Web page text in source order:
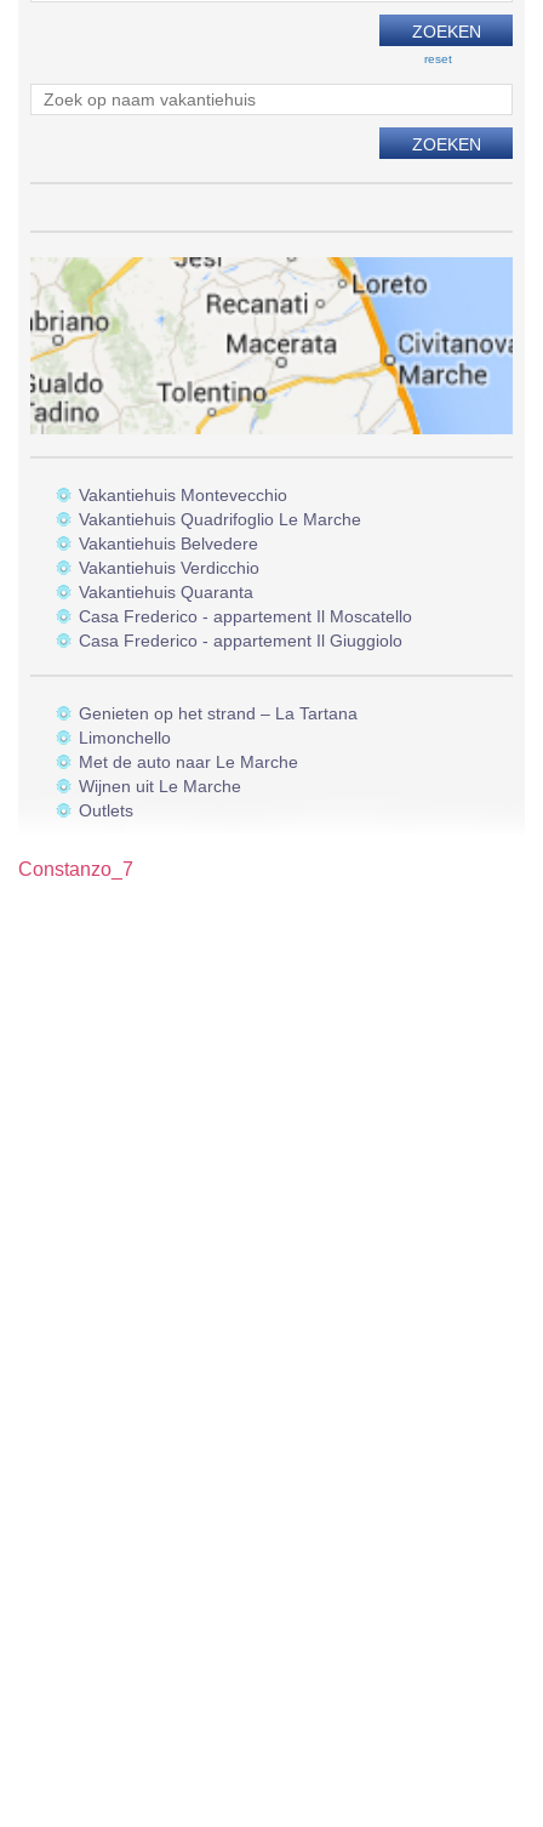
reset
Vakantiehuis Montevecchio
Vakantiehuis Quadrifoglio Le Marche
Vakantiehuis Belvedere
Vakantiehuis Verdicchio
Vakantiehuis Quaranta
Casa Frederico - appartement Il Moscatello
Casa Frederico - appartement Il Giuggiolo
Genieten op het strand – La Tartana
Limonchello
Met de auto naar Le Marche
Wijnen uit Le Marche
Outlets
Constanzo_7